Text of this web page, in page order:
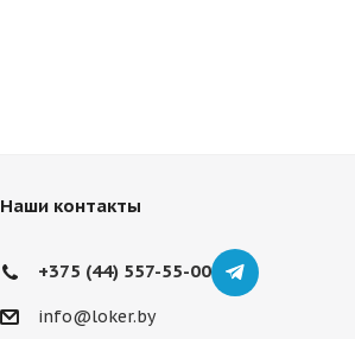
Наши контакты
+375 (44) 557-55-00
info@loker.by